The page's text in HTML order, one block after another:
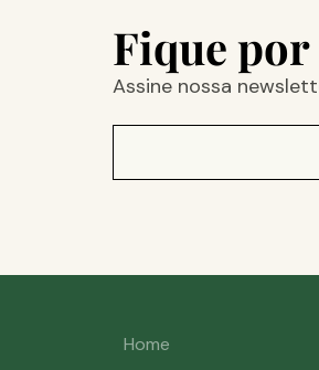
Fique
Assine nossa
Home